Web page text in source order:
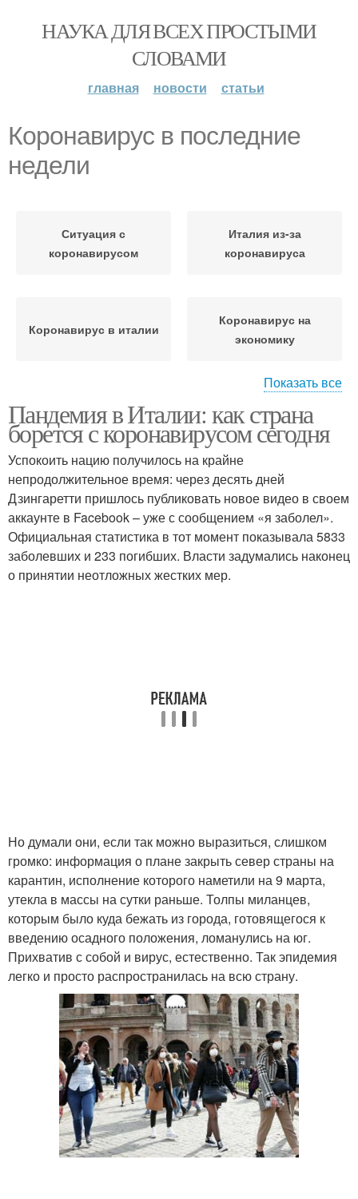
НАУКА ДЛЯ ВСЕХ ПРОСТЫМИ
СЛОВАМИ
главная новости статьи
Коронавирус в последние
недели
Ситуация с
коронавирусом
Италия из-за
коронавируса
Коронавирус в италии
Коронавирус на
экономику
коронавируса
Показать все
Пандемия в Италии: как страна
борется с коронавирусом сегодня
Успокоить нацию получилось на крайне
непродолжительное время: через десять дней
Дзингаретти пришлось публиковать новое видео в своем
аккаунте в Facebook – уже с сообщением «я заболел».
Официальная статистика в тот момент показывала 5833
заболевших и 233 погибших. Власти задумались наконец
о принятии неотложных жестких мер.
Но думали они, если так можно выразиться, слишком
громко: информация о плане закрыть север страны на
карантин, исполнение которого наметили на 9 марта,
утекла в массы на сутки раньше. Толпы миланцев,
которым было куда бежать из города, готовящегося к
введению осадного положения, ломанулись на юг.
Прихватив с собой и вирус, естественно. Так эпидемия
легко и просто распространилась на всю страну.